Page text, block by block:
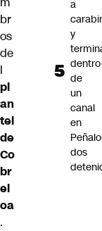
br
os
de
l
pl
an
tel
de
Co
br
el
oa
.
a
y
dentro
de
un
canal
en
dos